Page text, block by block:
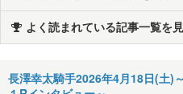
よく読まれている記事一覧を
長澤幸太騎手2026年4月18日(土)